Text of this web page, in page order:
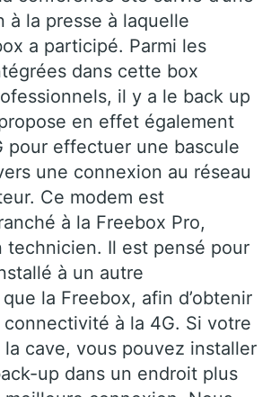
à la presse à laquelle
a participé. Parmi les
dans cette box
il y a le back up
en effet également
pour effectuer une bascule
une connexion au réseau
Ce modem est
à la Freebox Pro,
technicien. Il est pensé pour
à un autre
la Freebox, afin d’obtenir
à la 4G. Si votre
la cave, vous pouvez installer
up dans un endroit plus